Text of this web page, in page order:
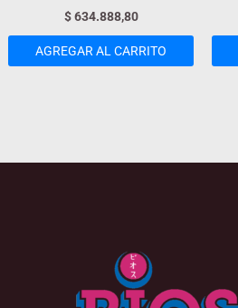
$634.888,80
AGREGAR AL CARRITO